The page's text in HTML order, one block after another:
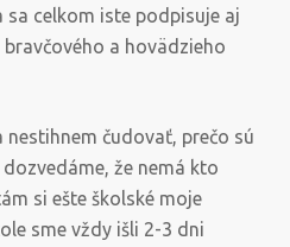
sa celkom iste podpisuje aj
a hovädzieho
čudovať, prečo sú
že nemá kto
si ešte školské moje
sme vždy išli 2-3 dni